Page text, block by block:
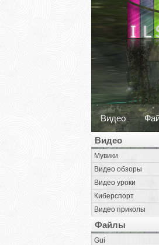
Видео
Видео
Мувики
Видео обзоры
Видео уроки
Киберспорт
Видео приколы
Файлы
Gui